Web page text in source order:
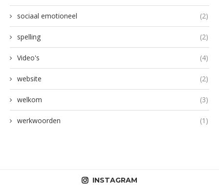
sociaal emotioneel (2)
spelling (2)
Video's (4)
website (2)
welkom (3)
werkwoorden (1)
INSTAGRAM